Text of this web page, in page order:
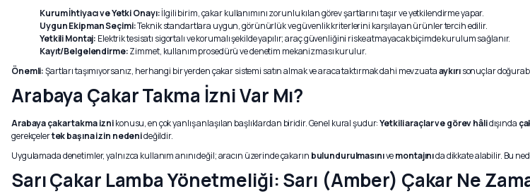
Kurum İhtiyacı ve Yetki Onayı:İlgili birim, çakar kullanımını zorunlu kılan görev şartlarını taşır ve yetkilendirme yapar.
Uygun Ekipman Seçimi:Teknik standartlara uygun, görünürlük ve güvenlik kriterlerini karşılayan ürünler tercih edilir.
Yetkili Montaj: Elektrik tesisatı sigortalı ve korumalı şekilde yapılır; araç güvenliğini riske atmayacak biçimde kurulum sağlanır.
Kayıt/Belgelendirme:Zimmet, kullanım prosedürü ve denetim mekanizması kurulur.
Önemli:Şartları taşımıyorsanız, herhangi bir yerden çakar sistemi satın almak ve araca taktırmak dahi mevzuataaykırısonuçlar
Arabaya Çakar Takma İzni Var Mı?
Arabaya çakar takma iznikonusu, en çok yanlış anlaşılan başlıklardan biridir. Genel kural şudur:Yetkili araçlar ve görev hâlidışında
gerekçelertek başına izin nedenideğildir.
Uygulamada denetimler, yalnızca kullanım anını değil; aracın üzerinde çakarın bulundurulmasınıvemontajınıda dikkate alabilir. Bu
Sarı Çakar Lamba Yönetmeliği: Sarı (Amber) Çakar Ne